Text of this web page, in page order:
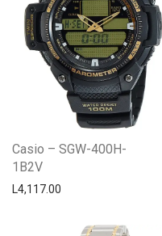
Casio – SGW-400H-
1B2V
L4,117.00